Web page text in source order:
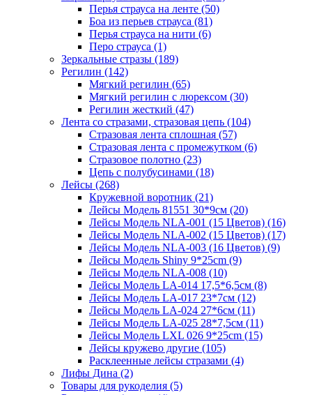
Перья страуса на ленте (50)
Боа из перьев страуса (81)
Перья страуса на нити (6)
Перо страуса (1)
Зеркальные стразы (189)
Регилин (142)
Мягкий регилин (65)
Мягкий регилин с люрексом (30)
Регилин жесткий (47)
Лента со стразами, стразовая цепь (104)
Стразовая лента сплошная (57)
Стразовая лента с промежутком (6)
Стразовое полотно (23)
Цепь с полубусинами (18)
Лейсы (268)
Кружевной воротник (21)
Лейсы Модель 81551 30*9см (20)
Лейсы Модель NLA-001 (15 Цветов) (16)
Лейсы Модель NLA-002 (15 Цветов) (17)
Лейсы Модель NLA-003 (16 Цветов) (9)
Лейсы Модель Shiny 9*25cm (9)
Лейсы Модель NLA-008 (10)
Лейсы Модель LA-014 17,5*6,5см (8)
Лейсы Модель LA-017 23*7см (12)
Лейсы Модель LA-024 27*6см (11)
Лейсы Модель LA-025 28*7,5см (11)
Лейсы Модель LXL 026 9*25cm (15)
Лейсы кружево другие (105)
Расклеенные лейсы стразами (4)
Лифы Дина (2)
Товары для рукоделия (5)